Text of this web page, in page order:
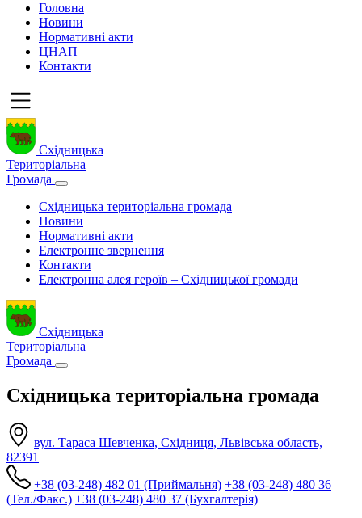
Головна
Новини
Нормативні акти
ЦНАП
Контакти
Східницька
Територіальна
Громада
Східницька територіальна громада
Новини
Нормативні акти
Електронне звернення
Контакти
Електронна алея героїв – Східницької громади
Східницька
Територіальна
Громада
Східницька територіальна громада
вул. Тараса Шевченка, Східниця, Львівська область,
82391
+38 (03-248) 482 01 (Приймальня) +38 (03-248) 480 36
(Тел./Факс.) +38 (03-248) 480 37 (Бухгалтерія)